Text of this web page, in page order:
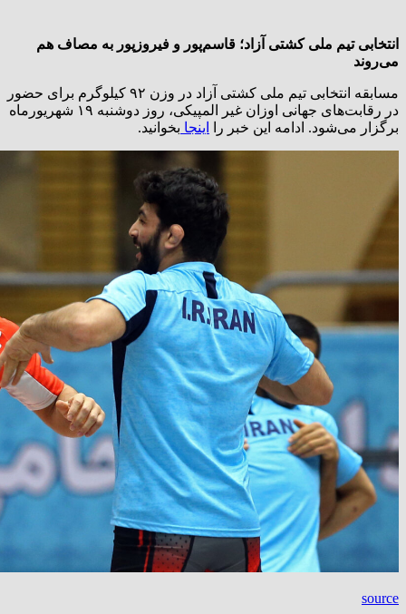
انتخابی تیم ملی کشتی آزاد؛ قاسم‌پور و فیروزپور به مصاف هم
می‌روند
مسابقه انتخابی تیم ملی کشتی آزاد در وزن ۹۲ کیلوگرم برای حضور
در رقابت‌های جهانی اوزان غیر المپیکی، روز دوشنبه ۱۹ شهریورماه
برگزار می‌شود. ادامه این خبر را
اینجا بخوانید.
source